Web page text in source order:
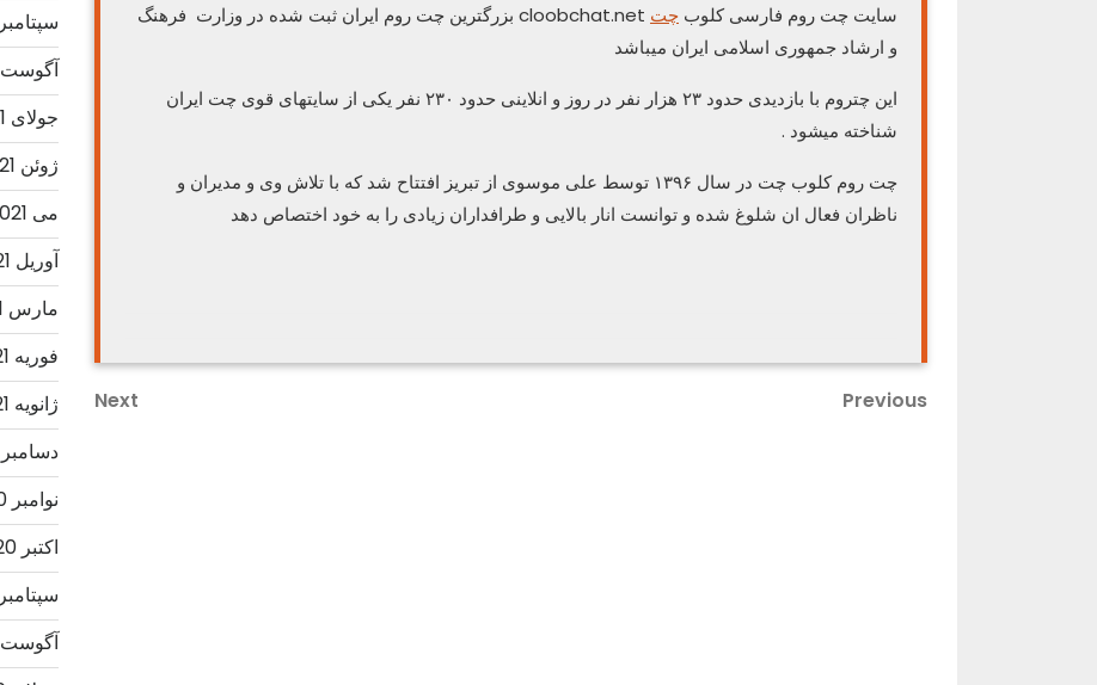
سایت چت روم فارسی کلوب چت
cloobchat.net بزرگترین چت روم ایران ثبت شده در وزارت فرهنگ
و ارشاد جمهوری اسلامی ایران میباشد
این چتروم با بازدیدی حدود ٢٣ هزار نفر در روز و انلاینی حدود ٢٣٠ نفر یکی از سایتهای قوی چت ایران
شناخته میشود .
چت روم کلوب چت در سال ١٣٩۶ توسط علی موسوی از تبریز افتتاح شد که با تلاش وی و مدیران و
ناظران فعال ان شلوغ شده و توانست انار بالایی و طرافداران زیادی را به خود اختصاص دهد
راهبری
Previous
Previous
Next
Post
Next
سپتامبر 2021
آگوست 2021
جولای 2021
ژوئن 2021
می 2021
آوریل 2021
مارس 2021
فوریه 2021
ژانویه 2021
دسامبر 2020
نوامبر 2020
اکتبر 2020
سپتامبر 2020
آگوست 2020